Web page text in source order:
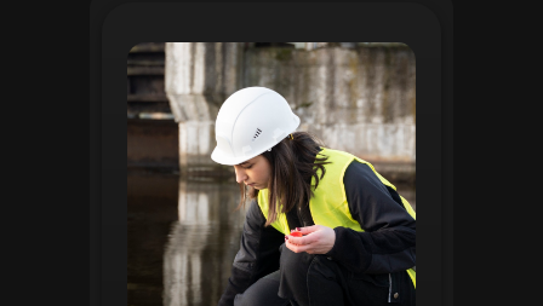
O módulo de Gestão de Drenagem do
Regente aplica o geoprocessamento para
mapear redes de drenagem subterrâneas
e superficiais. A plataforma permite
identificar pontos de alagamento, planejar
intervenções e monitorar a eficiência das
estruturas de drenagem. Com análises
baseadas em dados coletados, o sistema
contribui para o planejamento urbano
sustentável, reduzindo riscos de
enchentes e otimizando a alocação de
recursos. Relatórios visuais facilitam a
comunicação dos resultados e o
acompanhamento dos projetos de
melhoria.